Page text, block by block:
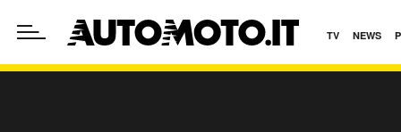
TV NEWS